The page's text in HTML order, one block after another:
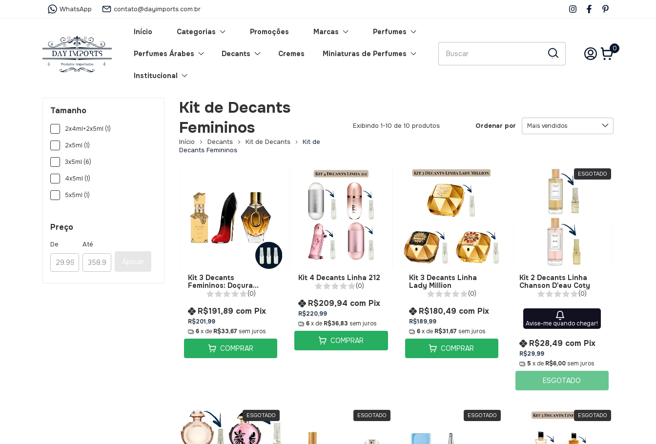
WhatsApp contato@dayimports.com.br
Início Categorias Promoções Marcas Perfumes
Perfumes Árabes Decants Cremes Miniaturas de Perfumes
Institucional
0
Tamanho
2x4ml+2x5ml (1)
2x5ml (1)
3x5ml (6)
4x5ml (1)
5x5ml (1)
Preço
De Até
Aplicar
Kit de Decants
Femininos
Início Decants Kit de Decants
Kit de
Decants Femininos
Exibindo 1-10 de 10 produtos Ordenar por
Kit 3 Decants
Femininos: Doçura
Gourmet de Março
(0)
R$201,99
R$191,89 com Pix
6x de R$33,67 sem juros
COMPRAR
Kit 4 Decants Linha 212
(0)
R$220,99
R$209,94 com Pix
6 x de R$36,83 sem juros
COMPRAR
Kit 3 Decants Linha
Lady Million
(0)
R$189,99
R$180,49 com Pix
6 x de R$31,67 sem juros
COMPRAR
ESGOTADO
Kit 2 Decants Linha
Chanson D'eau Coty
(0)
Avise-me quando chegar!
R$29,99
R$28,49 com Pix
5 x de R$6,00 sem juros
ESGOTADO
ESGOTADO ESGOTADO ESGOTADO ESGOTADO